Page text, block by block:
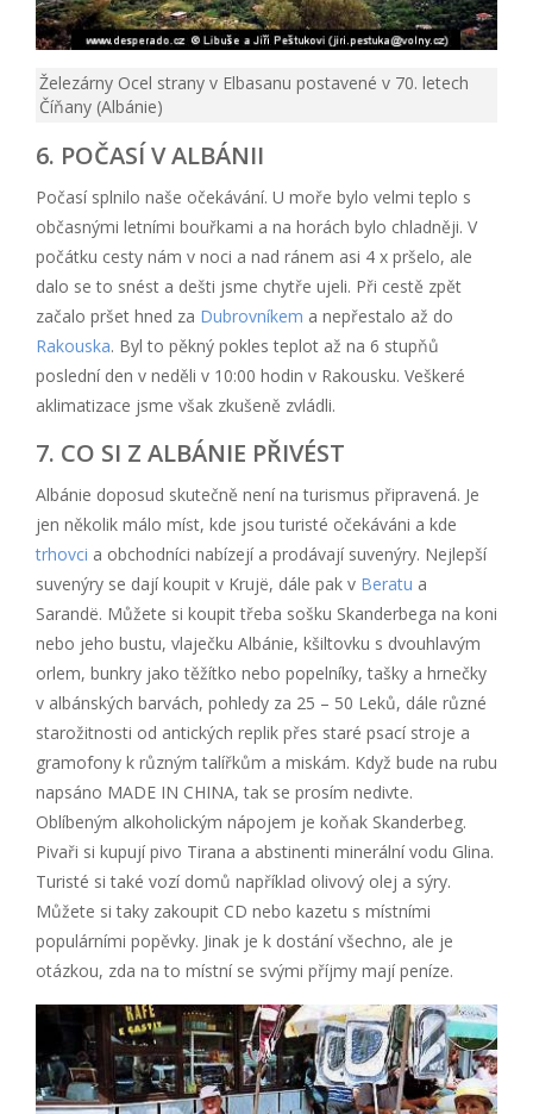
Železárny Ocel strany v Elbasanu postavené v 70. letech
Číňany (Albánie)
6. POČASÍ V ALBÁNII
Počasí splnilo naše očekávání. U moře bylo velmi teplo s
občasnými letními bouřkami a na horách bylo chladněji. V
počátku cesty nám v noci a nad ránem asi 4 x pršelo, ale
dalo se to snést a dešti jsme chytře ujeli. Při cestě zpět
začalo pršet hned za Dubrovníkem a nepřestalo až do
Rakouska. Byl to pěkný pokles teplot až na 6 stupňů
poslední den v neděli v 10:00 hodin v Rakousku. Veškeré
aklimatizace jsme však zkušeně zvládli.
7. CO SI Z ALBÁNIE PŘIVÉST
Albánie doposud skutečně není na turismus připravená. Je
jen několik málo míst, kde jsou turisté očekáváni a kde
trhovci a obchodníci nabízejí a prodávají suvenýry. Nejlepší
suvenýry se dají koupit v Krujë, dále pak v Beratu a
Sarandë. Můžete si koupit třeba sošku Skanderbega na koni
nebo jeho bustu, vlaječku Albánie, kšiltovku s dvouhlavým
orlem, bunkry jako těžítko nebo popelníky, tašky a hrnečky
v albánských barvách, pohledy za 25 – 50 Leků, dále různé
starožitnosti od antických replik přes staré psací stroje a
gramofony k různým talířkům a miskám. Když bude na rubu
napsáno MADE IN CHINA, tak se prosím nedivte.
Oblíbeným alkoholickým nápojem je koňak Skanderbeg.
Pivaři si kupují pivo Tirana a abstinenti minerální vodu Glina.
Turisté si také vozí domů například olivový olej a sýry.
Můžete si taky zakoupit CD nebo kazetu s místními
populárními popěvky. Jinak je k dostání všechno, ale je
otázkou, zda na to místní se svými příjmy mají peníze.